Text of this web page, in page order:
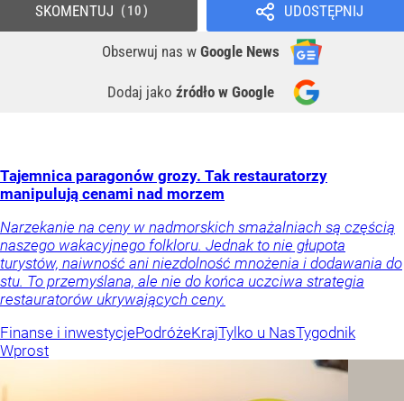
UDOSTĘPNIJ
Obserwuj nas w Google News
Dodaj jako źródło w Google
SKOMENTUJ 10
Tajemnica paragonów grozy. Tak restauratorzy
manipulują cenami nad morzem
Narzekanie na ceny w nadmorskich smażalniach są częścią
naszego wakacyjnego folkloru. Jednak to nie głupota
turystów, naiwność ani niezdolność mnożenia i dodawania do
stu. To przemyślana, ale nie do końca uczciwa strategia
restauratorów ukrywających ceny.
Finanse i inwestycjePodróżeKrajTylko u NasTygodnik
Wprost